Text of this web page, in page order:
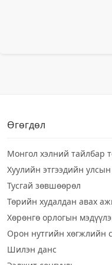
Өгөгдөл
Монгол хэлний тайлбар
Хуулийн этгээдийн улсын
Тусгай зөвшөөрөл
Төрийн худалдан авах
Хөрөнгө орлогын
Орон нутгийн хөгжлийн
Шилэн данс